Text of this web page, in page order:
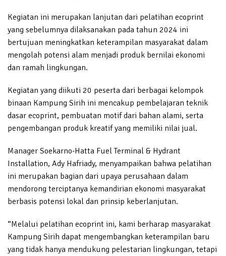
Kegiatan ini merupakan lanjutan dari pelatihan ecoprint
yang sebelumnya dilaksanakan pada tahun 2024 ini
bertujuan meningkatkan keterampilan masyarakat dalam
mengolah potensi alam menjadi produk bernilai ekonomi
dan ramah lingkungan.
Kegiatan yang diikuti 20 peserta dari berbagai kelompok
binaan Kampung Sirih ini mencakup pembelajaran teknik
dasar ecoprint, pembuatan motif dari bahan alami, serta
pengembangan produk kreatif yang memiliki nilai jual.
Manager Soekarno-Hatta Fuel Terminal & Hydrant
Installation, Ady Hafriady, menyampaikan bahwa pelatihan
ini merupakan bagian dari upaya perusahaan dalam
mendorong terciptanya kemandirian ekonomi masyarakat
berbasis potensi lokal dan prinsip keberlanjutan.
“Melalui pelatihan ecoprint ini, kami berharap masyarakat
Kampung Sirih dapat mengembangkan keterampilan baru
yang tidak hanya mendukung pelestarian lingkungan, tetapi